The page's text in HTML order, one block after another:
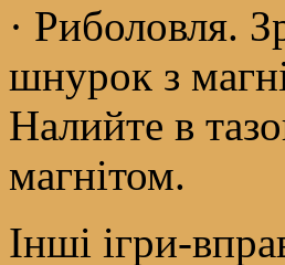
· Риболовля.
шнурок з
Налийте в
магнітом.
Інші ігри-